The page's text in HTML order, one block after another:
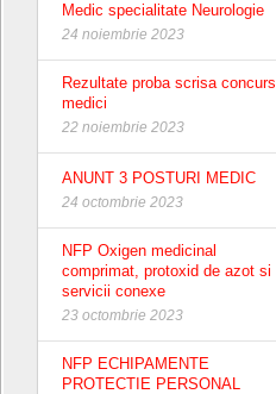
Medic specialitate Neurologie
24 noiembrie 2023
Rezultate proba scrisa concurs
medici
22 noiembrie 2023
ANUNT 3 POSTURI MEDIC
24 octombrie 2023
NFP Oxigen medicinal
comprimat, protoxid de azot si
servicii conexe
23 octombrie 2023
NFP ECHIPAMENTE
PROTECTIE PERSONAL